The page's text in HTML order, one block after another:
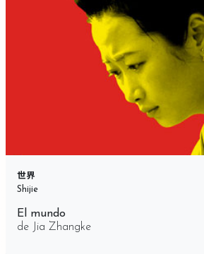
世界
Shijie
El mundo
de
Jia Zhangke